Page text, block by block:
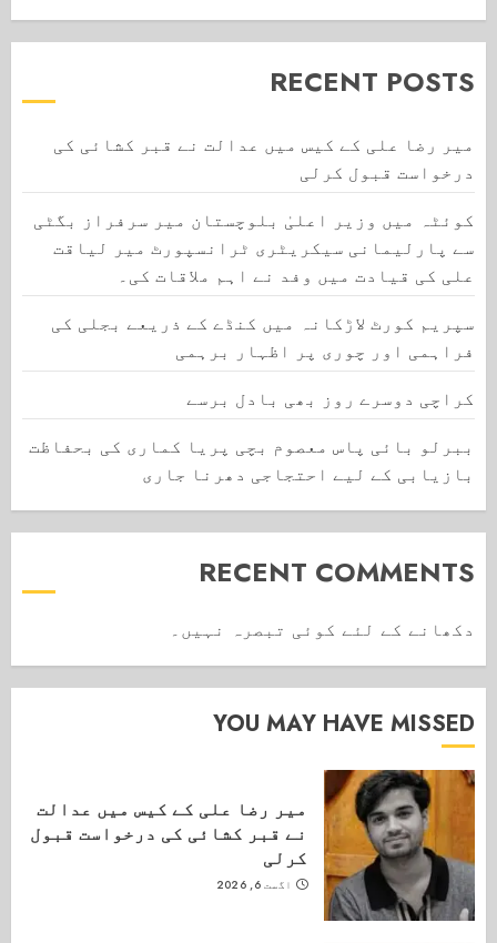
RECENT POSTS
میر رضا علی کے کیس میں عدالت نے قبر کشائی کی
درخواست قبول کرلی
کوئٹہ میں وزیر اعلیٰ بلوچستان میر سرفراز بگٹی
سے پارلیمانی سیکریٹری ٹرانسپورٹ میر لیاقت
علی کی قیادت میں وفد نے اہم ملاقات کی۔
سپریم کورٹ لاڑکانہ میں کنڈے کے ذریعے بجلی کی
فراہمی اور چوری پر اظہار برہمی
کراچی دوسرے روز بھی بادل برسے
ببرلو بائی پاس معصوم بچی پریا کماری کی بحفاظت
بازیابی کے لیے احتجاجی دھرنا جاری
RECENT COMMENTS
دکھانے کے لئے کوئی تبصرہ نہیں۔
YOU MAY HAVE MISSED
میر رضا علی کے کیس میں عدالت
نے قبر کشائی کی درخواست قبول
کرلی
اگست 6, 2026